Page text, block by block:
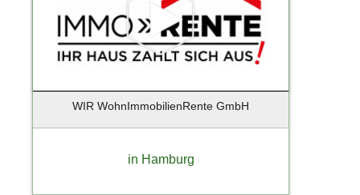
WIR WohnImmobilienRente GmbH
in Hamburg